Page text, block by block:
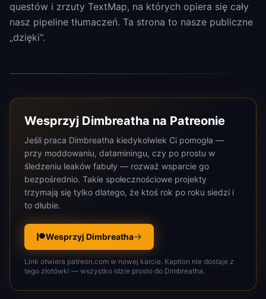
questów i zrzuty TextMap, na których opiera się cały
nasz pipeline tłumaczeń. Ta strona to nasze publiczne
„dzięki".
Wesprzyj Dimbreatha na Patreonie
Jeśli praca Dimbreatha kiedykolwiek Ci pomogła —
przy moddowaniu, dataminingu, czy po prostu w
śledzeniu leaków fabuły — rozważ wsparcie go
bezpośrednio. Takie społecznościowe projekty
trzymają się tylko dlatego, że ktoś rok po roku siedzi i
to dłubie.
Wesprzyj Dimbreatha
Link otwiera patreon.com w nowej karcie. Kaption nie dostaje z
tego złotówki — wszystko idzie prosto do Dimbreatha.